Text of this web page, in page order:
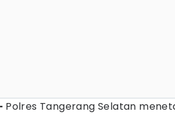
Polres Tangerang Selatan